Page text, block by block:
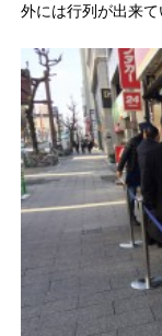
外には行列が出来て